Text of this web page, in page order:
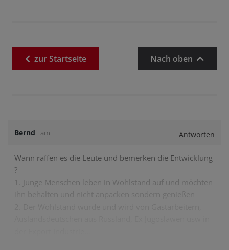
zurStartseite Nach oben
Bernd am Antworten
Wann raffen es die Leute und bemerken die Entwicklung
?
1. Junge Menschen leben in Wohlstand auf und möchten